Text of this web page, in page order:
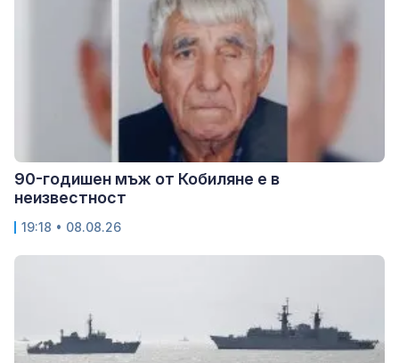
90-годишен мъж от Кобиляне е в
неизвестност
19:18 • 08.08.26